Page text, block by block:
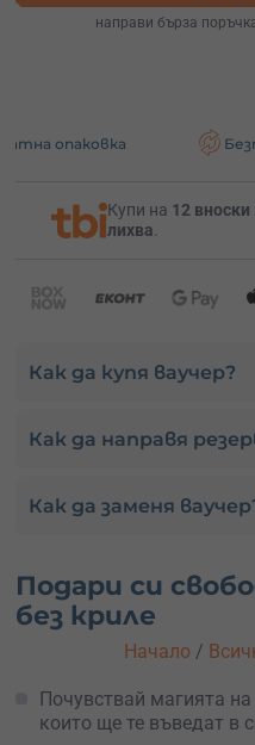
направи бърза
Безплатна
Купи на 12 вноски
лихва.
Как да купя ваучер?
Как да направя
Как да заменя
Подари си
без криле
Начало /
Почувствай магията
които ще те въведат в